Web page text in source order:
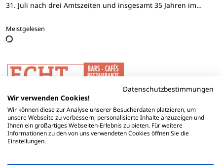
31. Juli nach drei Amtszeiten und insgesamt 35 Jahren im…
Meistgelesen
Datenschutzbestimmungen
Wir verwenden Cookies!
Wir können diese zur Analyse unserer Besucherdaten platzieren, um
unsere Webseite zu verbessern, personalisierte Inhalte anzuzeigen und
Ihnen ein großartiges Webseiten-Erlebnis zu bieten. Für weitere
Informationen zu den von uns verwendeten Cookies öffnen Sie die
Einstellungen.